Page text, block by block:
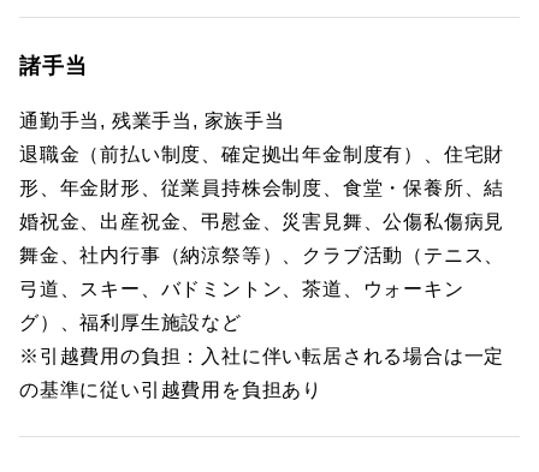
諸手当
通勤手当, 残業手当, 家族手当
退職金（前払い制度、確定拠出年金制度有）、住宅財
形、年金財形、従業員持株会制度、食堂・保養所、結
婚祝金、出産祝金、弔慰金、災害見舞、公傷私傷病見
舞金、社内行事（納涼祭等）、クラブ活動（テニス、
弓道、スキー、バドミントン、茶道、ウォーキン
グ）、福利厚生施設など
※引越費用の負担：入社に伴い転居される場合は一定
の基準に従い引越費用を負担あり